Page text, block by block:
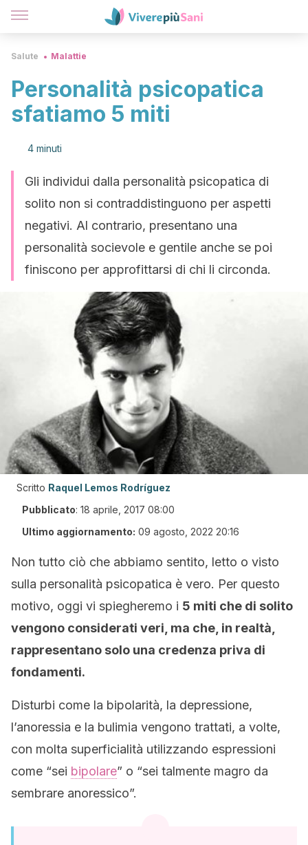
Salute Malattie
Personalità psicopatica
sfatiamo 5 miti
4 minuti
Gli individui dalla personalità psicopatica di
solito non si contraddistinguono per aspetti
negativi. Al contrario, presentano una
personalità socievole e gentile anche se poi
finiscono per approfittarsi di chi li circonda.
Scritto Raquel Lemos Rodríguez
Pubblicato: 18 aprile, 2017 08:00
Ultimo aggiornamento: 09 agosto, 2022 20:16
Non tutto ciò che abbiamo sentito, letto o visto
sulla personalità psicopatica è vero. Per questo
motivo, oggi vi spiegheremo i 5 miti che di solito
vengono considerati veri, ma che, in realtà,
rappresentano solo una credenza priva di
fondamenti.
Disturbi come la bipolarità, la depressione,
l’anoressia e la bulimia vengono trattati, a volte,
con molta superficialità utilizzando espressioni
come “sei bipolare” o “sei talmente magro da
sembrare anoressico”.